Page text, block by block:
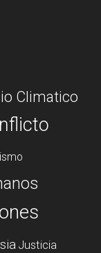
Climatico
Justicia